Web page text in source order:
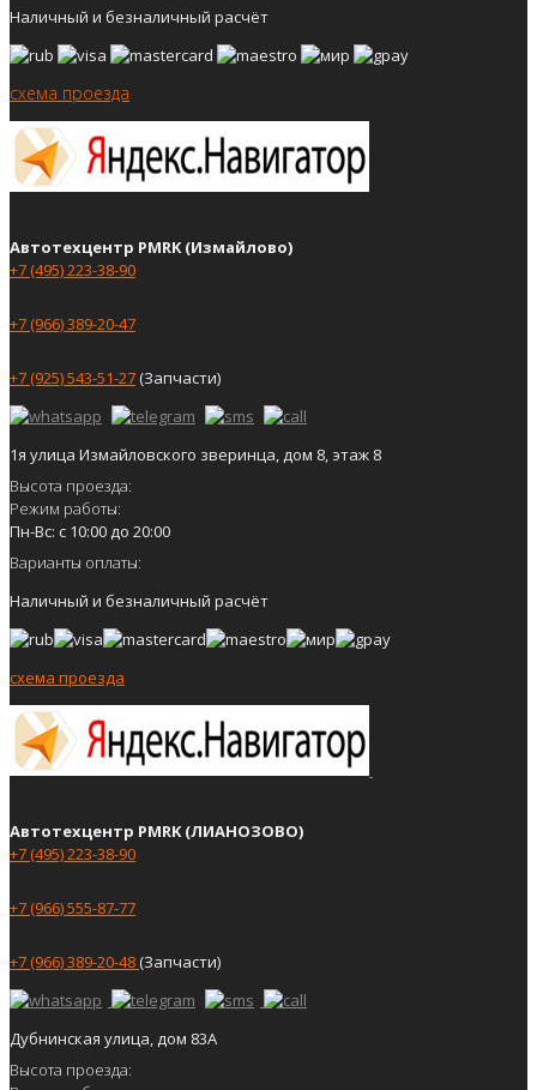
Наличный и безналичный расчёт
схема проезда
Автотехцентр PMRK (Измайлово)
+7 (495) 223-38-90
+7 (966) 389-20-47
+7 (925) 543-51-27(Запчасти)
1я улица Измайловского зверинца, дом 8, этаж 8
Высота проезда:
Режим работы:
Пн-Вс: с 10:00 до 20:00
Варианты оплаты:
Наличный и безналичный расчёт
схема проезда
Автотехцентр PMRK (ЛИАНОЗОВО)
+7 (495) 223-38-90
+7 (966) 555-87-77
+7 (966) 389-20-48(Запчасти)
Дубнинская улица, дом 83А
Высота проезда: